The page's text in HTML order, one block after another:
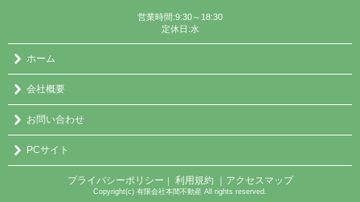
営業時間:9:30～18:30
定休日:水
ホーム
会社概要
お問い合わせ
PCサイト
プライバシーポリシー ｜ 利用規約 ｜アクセスマップ
Copyright(c) 有限会社本間不動産 All rights reserved.